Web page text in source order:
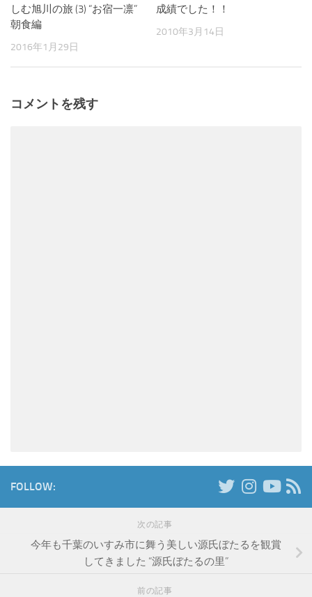
しむ旭川の旅 (3) “お宿一凛”
朝食編
2016年1月29日
成績でした！！
2010年3月14日
コメントを残す
FOLLOW:
次の記事
今年も千葉のいすみ市に舞う美しい源氏ぼたるを観賞
してきました “源氏ぼたるの里”
前の記事